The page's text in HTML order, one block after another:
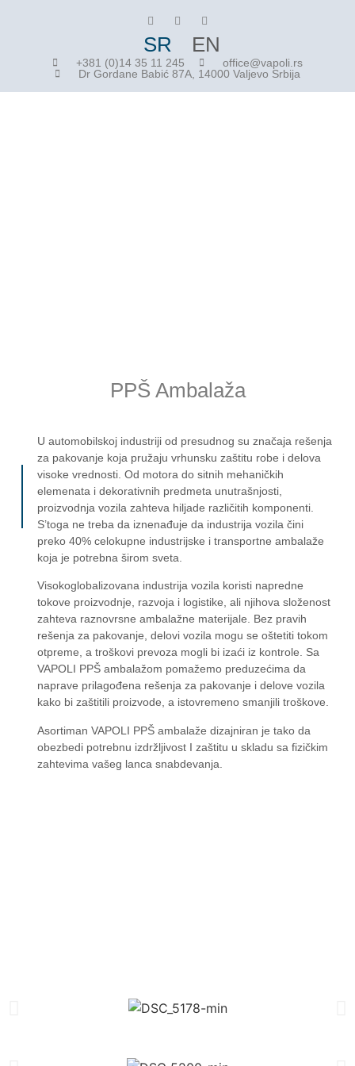
+381 (0)14 35 11 245
office@vapoli.rs
Dr Gordane Babić 87A, 14000 Valjevo Srbija
SR EN
PPŠ Ambalaža
U automobilskoj industriji od presudnog su značaja rešenja
za pakovanje koja pružaju vrhunsku zaštitu robe i delova
visoke vrednosti. Od motora do sitnih mehaničkih
elemenata i dekorativnih predmeta unutrašnjosti,
proizvodnja vozila zahteva hiljade različitih komponenti.
S’toga ne treba da iznenađuje da industrija vozila čini
preko 40% celokupne industrijske i transportne ambalaže
koja je potrebna širom sveta.
Visokoglobalizovana industrija vozila koristi napredne
tokove proizvodnje, razvoja i logistike, ali njihova složenost
zahteva raznovrsne ambalažne materijale. Bez pravih
rešenja za pakovanje, delovi vozila mogu se oštetiti tokom
otpreme, a troškovi prevoza mogli bi izaći iz kontrole. Sa
VAPOLI PPŠ ambalažom pomažemo preduzećima da
naprave prilagođena rešenja za pakovanje i delove vozila
kako bi zaštitili proizvode, a istovremeno smanjili troškove.
Asortiman VAPOLI PPŠ ambalaže dizajniran je tako da
obezbedi potrebnu izdržljivost I zaštitu u skladu sa fizičkim
zahtevima vašeg lanca snabdevanja.